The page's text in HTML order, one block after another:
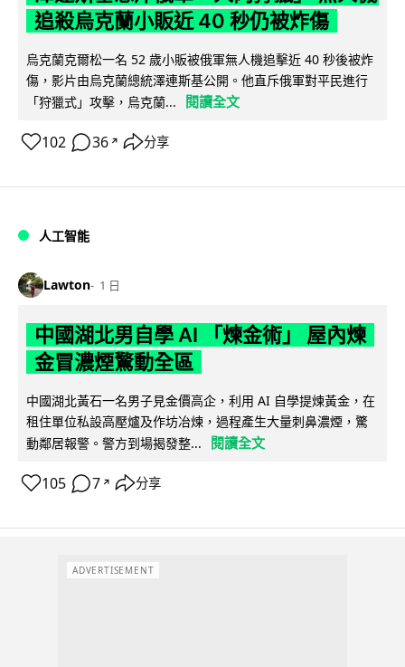
追殺烏克蘭小販近 40 秒仍被炸傷
烏克蘭克爾松一名 52 歲小販被俄軍無人機追擊近 40 秒後被炸
傷，影片由烏克蘭總統澤連斯基公開。他直斥俄軍對平民進行
「狩獵式」攻擊，烏克蘭...
閱讀全文
102 36 ↗ 分享
人工智能
Lawton 1 日
中國湖北男自學 AI 「煉金術」 屋內煉
金冒濃煙驚動全區
中國湖北黃石一名男子見金價高企，利用 AI 自學提煉黃金，在
租住單位私設高壓爐及作坊冶煉，過程產生大量刺鼻濃煙，驚
動鄰居報警。警方到場揭發整...
閱讀全文
105 7 ↗ 分享
ADVERTISEMENT